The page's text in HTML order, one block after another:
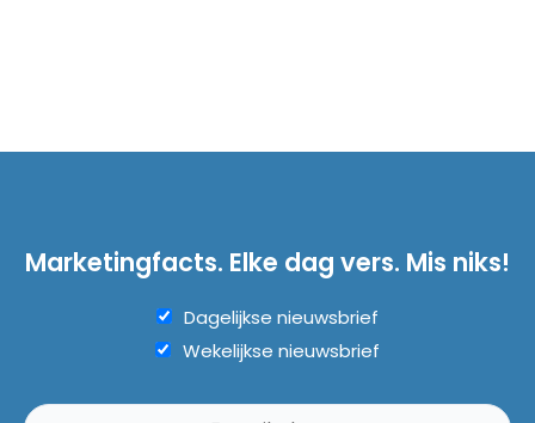
Marketingfacts. Elke dag vers. Mis niks!
Dagelijkse nieuwsbrief
Wekelijkse nieuwsbrief